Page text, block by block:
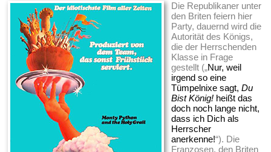
Die Republikaner unter
den Briten feiern hier
Party, dauernd wird die
Autorität des Königs,
die der Herrschenden
Klasse in Frage
gestellt („Nur, weil
irgend so eine
Tümpelnixe sagt,Du
Bist König! heißt das
doch noch lange nicht,
dass ich Dich als
Herrscher
anerkenne!“). Die
Franzosen, den Briten